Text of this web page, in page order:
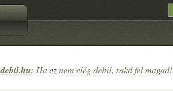
debil.hu: Ha ez nem elég debil, rakd fel magad!